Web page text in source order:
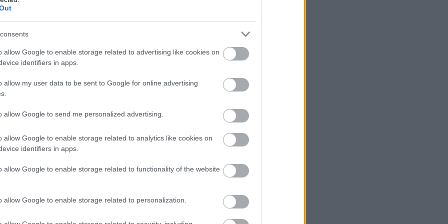
allow Google to enable storage related to advertising like cookies on
identifiers in apps.
allow my user data to be sent to Google for online advertising
allow Google to send me personalized advertising.
allow Google to enable storage related to analytics like cookies on
identifiers in apps.
allow Google to enable storage related to functionality of the website
allow Google to enable storage related to personalization.
Melnis
kas šobrīd
par
cerētais izpalika: tagad
notika ar cenām
nevakcinējas. Vienkārši nesaprotu. 80% LV
Ja jums ir pofig par sevi, tad vismaz par citiem der
dzīvnieki. Dzīvnieki iespējams ir gudrāki…🤷‍♂️
2, 2021